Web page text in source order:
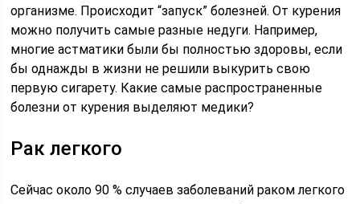
организме. Происходит “запуск” болезней. От курения
можно получить самые разные недуги. Например,
многие астматики были бы полностью здоровы, если
бы однажды в жизни не решили выкурить свою
первую сигарету. Какие самые распространенные
болезни от курения выделяют медики?
Рак легкого
Сейчас около 90 % случаев заболеваний раком легкого